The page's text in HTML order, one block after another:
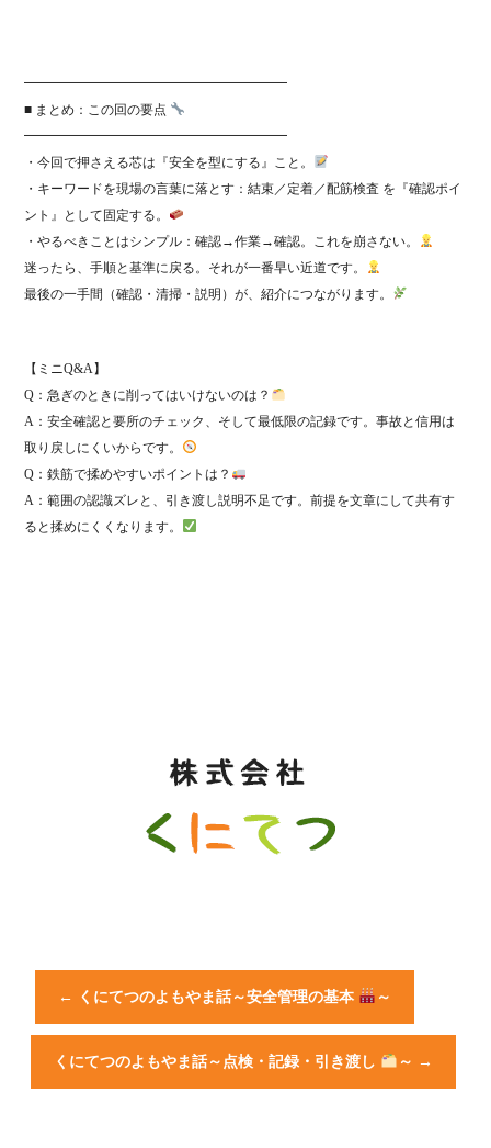
━━━━━━━━━━━━━━━━━━━━
■ まとめ：この回の要点
━━━━━━━━━━━━━━━━━━━━
・今回で押さえる芯は『安全を型にする』こと。
・キーワードを現場の言葉に落とす：結束／定着／配筋検査 を『確認ポイ
ント』として固定する。
・やるべきことはシンプル：確認→作業→確認。これを崩さない。
迷ったら、手順と基準に戻る。それが一番早い近道です。
最後の一手間（確認・清掃・説明）が、紹介につながります。
【ミニQ&A】
Q：急ぎのときに削ってはいけないのは？
A：安全確認と要所のチェック、そして最低限の記録です。事故と信用は
取り戻しにくいからです。
Q：鉄筋で揉めやすいポイントは？
A：範囲の認識ズレと、引き渡し説明不足です。前提を文章にして共有す
ると揉めにくくなります。
← くにてつのよもやま話～安全管理の基本 ～
くにてつのよもやま話～点検・記録・引き渡し ～ →